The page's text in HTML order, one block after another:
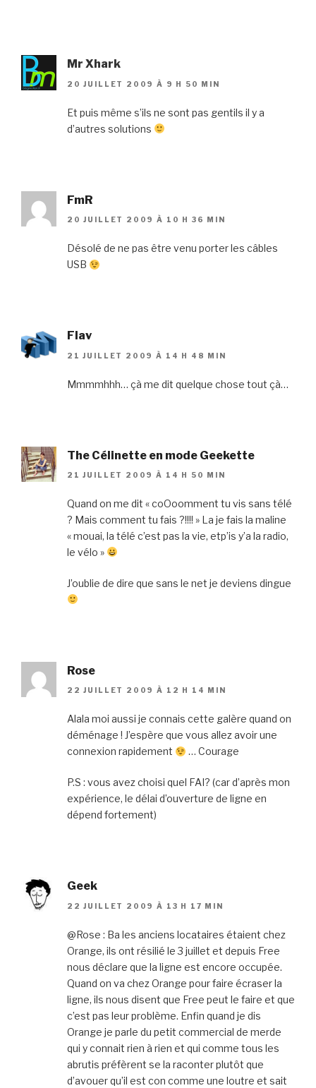
Mr Xhark
20 JUILLET 2009 À 9 H 50 MIN
Et puis même s’ils ne sont pas gentils il y a
d’autres solutions
FmR
20 JUILLET 2009 À 10 H 36 MIN
Désolé de ne pas être venu porter les câbles
USB
Flav
21 JUILLET 2009 À 14 H 48 MIN
Mmmmhhh… çà me dit quelque chose tout çà…
The Célinette en mode Geekette
21 JUILLET 2009 À 14 H 50 MIN
Quand on me dit « coOoomment tu vis sans télé
? Mais comment tu fais ?!!!! » La je fais la maline
« mouai, la télé c’est pas la vie, etp’is y’a la radio,
le vélo »
J’oublie de dire que sans le net je deviens dingue
Rose
22 JUILLET 2009 À 12 H 14 MIN
Alala moi aussi je connais cette galère quand on
déménage ! J’espère que vous allez avoir une
connexion rapidement
… Courage
P.S : vous avez choisi quel FAI? (car d’après mon
expérience, le délai d’ouverture de ligne en
dépend fortement)
Geek
22 JUILLET 2009 À 13 H 17 MIN
@Rose : Ba les anciens locataires étaient chez
Orange, ils ont résilié le 3 juillet et depuis Free
nous déclare que la ligne est encore occupée.
Quand on va chez Orange pour faire écraser la
ligne, ils nous disent que Free peut le faire et que
c’est pas leur problème. Enfin quand je dis
Orange je parle du petit commercial de merde
qui y connait rien à rien et qui comme tous les
abrutis préfèrent se la raconter plutôt que
d’avouer qu’il est con comme une loutre et sait